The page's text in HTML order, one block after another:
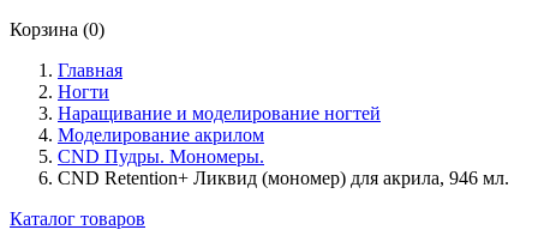
Корзина (0)
Главная
Ногти
Наращивание и моделирование ногтей
Моделирование акрилом
CND Пудры. Мономеры.
CND Retention+ Ликвид (мономер) для акрила, 946 мл.
Каталог товаров